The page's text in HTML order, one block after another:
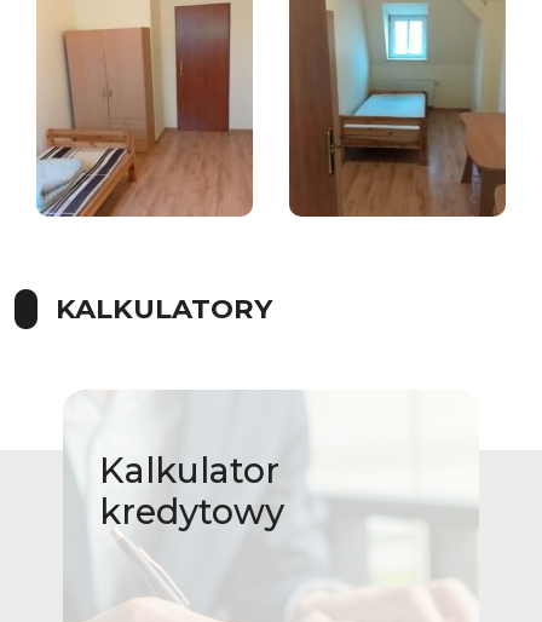
KALKULATORY
Kalkulator
kredytowy